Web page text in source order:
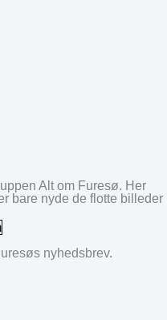
Alt om Furesø. Her
bare nyde de flotte billeder
nyhedsbrev.